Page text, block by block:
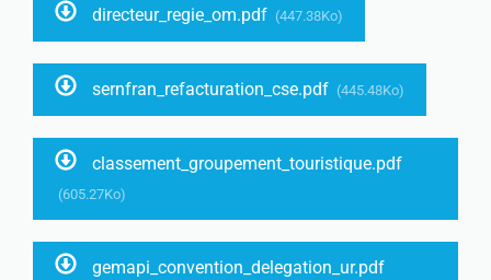
directeur_regie_om.pdf (447.38Ko)
sernfran_refacturation_cse.pdf (445.48Ko)
classement_groupement_touristique.pdf
(605.27Ko)
gemapi_convention_delegation_ur.pdf